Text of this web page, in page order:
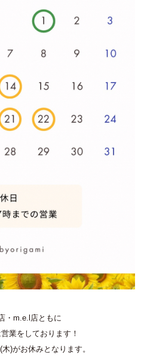
・m.e.l店ともに
業をしております！
)がお休みとなります。